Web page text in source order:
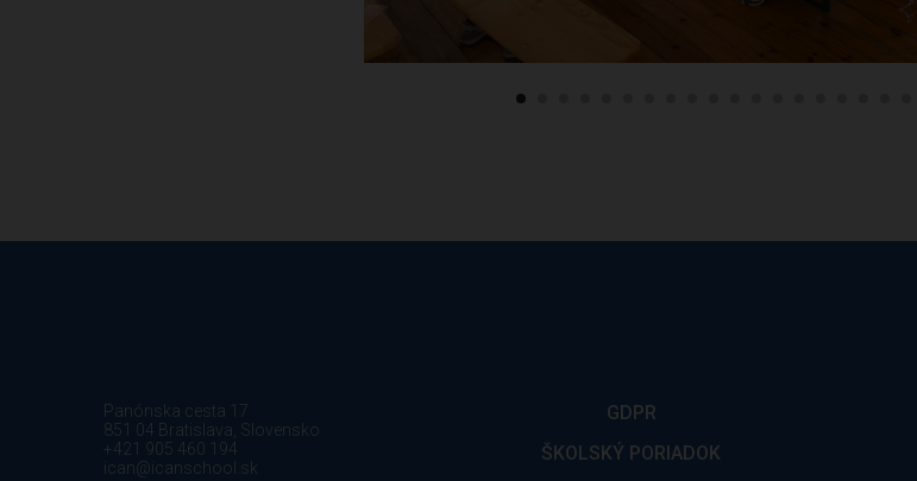
Panónska cesta 17
851 04 Bratislava, Slovensko
+421 905 460 194
ican@icanschool.sk
GDPR
ŠKOLSKÝ PORIADOK